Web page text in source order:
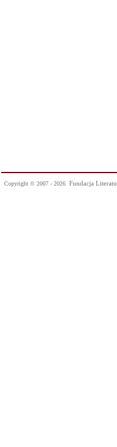
Copyright © 2007 - 2026 Fundacja